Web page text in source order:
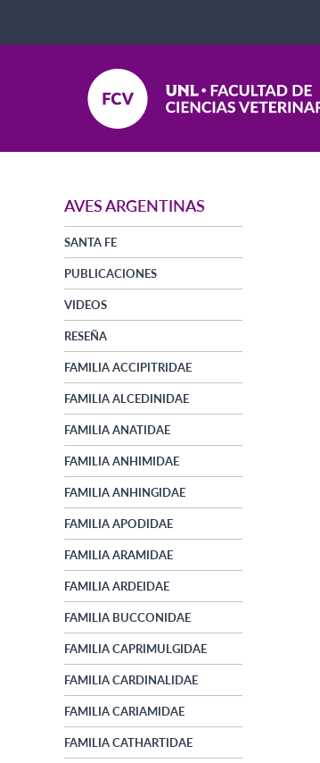
AVES ARGENTINAS
SANTA FE
PUBLICACIONES
VIDEOS
RESEÑA
FAMILIA ACCIPITRIDAE
FAMILIA ALCEDINIDAE
FAMILIA ANATIDAE
FAMILIA ANHIMIDAE
FAMILIA ANHINGIDAE
FAMILIA APODIDAE
FAMILIA ARAMIDAE
FAMILIA ARDEIDAE
FAMILIA BUCCONIDAE
FAMILIA CAPRIMULGIDAE
FAMILIA CARDINALIDAE
FAMILIA CARIAMIDAE
FAMILIA CATHARTIDAE